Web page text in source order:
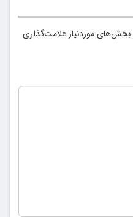
بخش‌های موردنیاز علامت‌گذاری